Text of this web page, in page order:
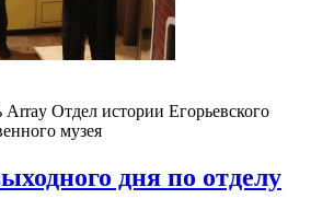
Array Отдел истории Егорьевского
музея
дня по отделу